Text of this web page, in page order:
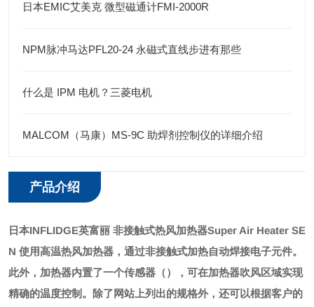
日本EMIC艾美克 微型磁通计FMI-2000R
NPM脉冲马达PFL20-24 永磁式直线步进有那些
什么是 IPM 电机？三菱电机
MALCOM（马康）MS-9C 助焊剂控制仪的详细介绍
产品介绍
日本INFLIDGE英富丽 非接触式热风加热器Super Air Heater SE
N 使用高温热风加热器，通过非接触式加热自动焊接电子元件。
此外，加热器内置了一个传感器（），可在加热器吹风区域实现
精确的温度控制。 除了网站上列出的规格外，还可以根据客户的